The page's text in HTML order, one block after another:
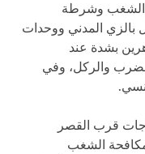
الشغب وشرطة
بالزي المدني ووحدات
بشدة عند
والركل، وفي
قرب القصر
الشغب